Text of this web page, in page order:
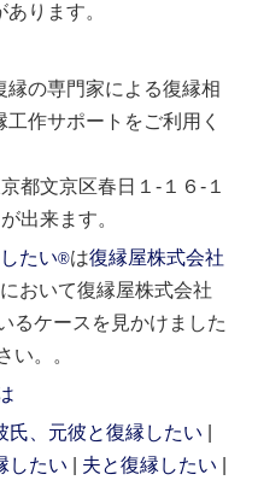
あります。
縁の専門家による復縁相
工作サポートをご利用く
都文京区春日１-１６-１
出来ます。
たい®は復縁屋株式会社
おいて復縁屋株式会社
るケースを見かけました
い。。
氏、元彼と復縁したい
したい
夫と復縁したい